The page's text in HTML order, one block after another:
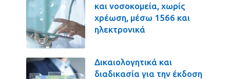
και νοσοκομεία, χωρίς
χρέωση, μέσω 1566 και
ηλεκτρονικά
Δικαιολογητικά και
διαδικασία για την έκδοση